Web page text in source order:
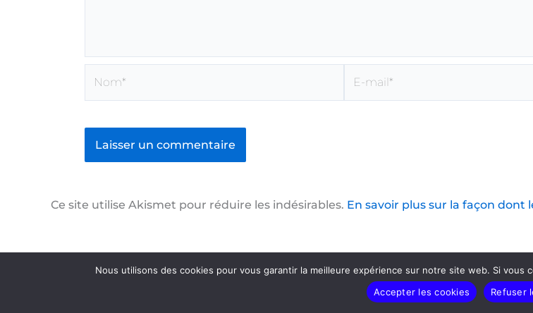
mail*
Ce site utilise Akismet pour réduire les indésirables. En savoir plus sur la façon dont
Nous utilisons des cookies pour vous garantir la meilleure expérience sur notre site web. Si
Accepter les cookies
Refuser